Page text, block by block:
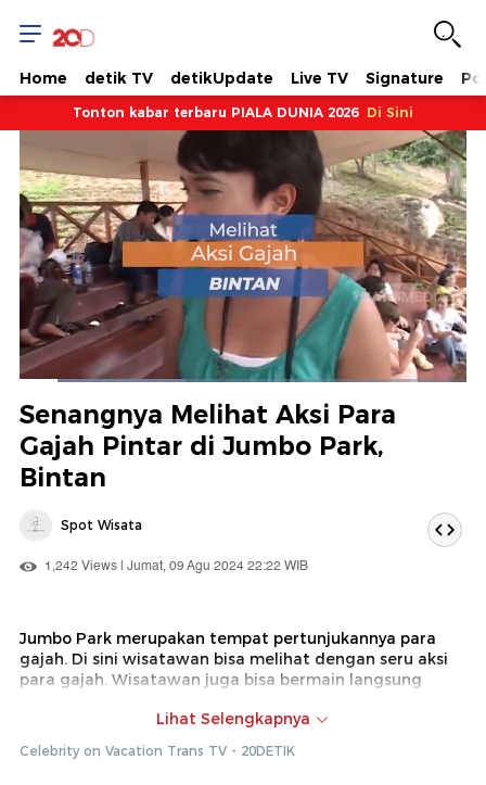
Home detik TV detikUpdate Live TV Signature
Tonton kabar terbaru PIALA DUNIA 2026 Di Sini
Suara
Hidup
Dimuat:
Senangnya Melihat Aksi Para
Gajah Pintar di Jumbo Park,
Bintan
Spot Wisata
1,242 Views | Jumat, 09 Agu 2024 22:22 WIB
Jumbo Park merupakan tempat pertunjukannya para
gajah. Di sini wisatawan bisa melihat dengan seru aksi
para gajah. Wisatawan juga bisa bermain langsung
Dok : Celebrity on Vacation Trans TV(Hen)
Lihat Selengkapnya
Celebrity on Vacation Trans TV - 20DETIK